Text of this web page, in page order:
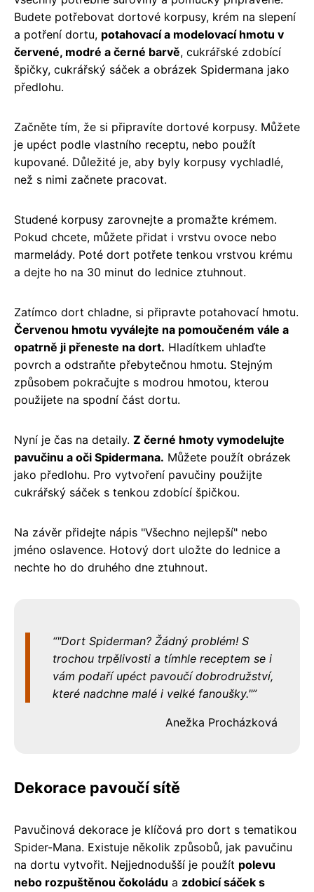
Budete potřebovat dortové korpusy, krém na slepení
a potření dortu, potahovací a modelovací hmotu v
červené, modré a černé barvě, cukrářské zdobící
špičky, cukrářský sáček a obrázek Spidermana jako
předlohu.
Začněte tím, že si připravíte dortové korpusy. Můžete
je upéct podle vlastního receptu, nebo použít
kupované. Důležité je, aby byly korpusy vychladlé,
než s nimi začnete pracovat.
Studené korpusy zarovnejte a promažte krémem.
Pokud chcete, můžete přidat i vrstvu ovoce nebo
marmelády. Poté dort potřete tenkou vrstvou krému
a dejte ho na 30 minut do lednice ztuhnout.
Zatímco dort chladne, si připravte potahovací hmotu.
Červenou hmotu vyválejte na pomoučeném vále a
opatrně ji přeneste na dort. Hladítkem uhlaďte
povrch a odstraňte přebytečnou hmotu. Stejným
způsobem pokračujte s modrou hmotou, kterou
použijete na spodní část dortu.
Nyní je čas na detaily. Z černé hmoty vymodelujte
pavučinu a oči Spidermana. Můžete použít obrázek
jako předlohu. Pro vytvoření pavučiny použijte
cukrářský sáček s tenkou zdobící špičkou.
Na závěr přidejte nápis "Všechno nejlepší" nebo
jméno oslavence. Hotový dort uložte do lednice a
nechte ho do druhého dne ztuhnout.
"Dort Spiderman? Žádný problém! S
trochou trpělivosti a tímhle receptem se i
vám podaří upéct pavoučí dobrodružství,
které nadchne malé i velké fanoušky."
Anežka Procházková
Dekorace pavoučí sítě
Pavučinová dekorace je klíčová pro dort s tematikou
Spider-Mana. Existuje několik způsobů, jak pavučinu
na dortu vytvořit. Nejjednodušší je použít polevu
nebo rozpuštěnou čokoládu a zdobicí sáček s